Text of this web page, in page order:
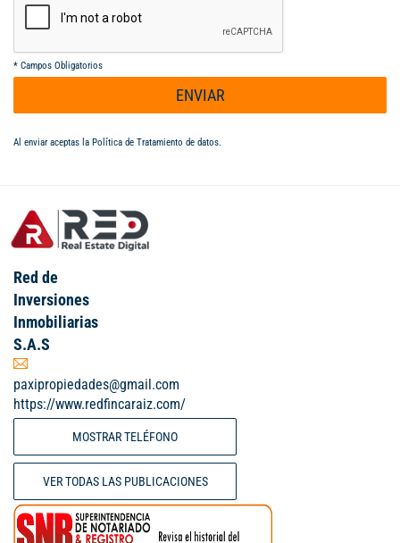
* Campos Obligatorios
ENVIAR
Al enviar aceptas la Política de Tratamiento de datos.
Red de
Inversiones
Inmobiliarias
S.A.S
paxipropiedades@gmail.com
https://www.redfincaraiz.com/
MOSTRAR TELÉFONO
VER TODAS LAS PUBLICACIONES